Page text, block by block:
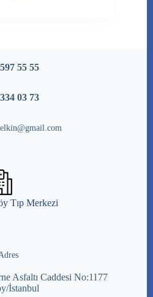
55 55
03 73
Tıp Merkezi
Asfaltı Caddesi No:1177
İstanbul